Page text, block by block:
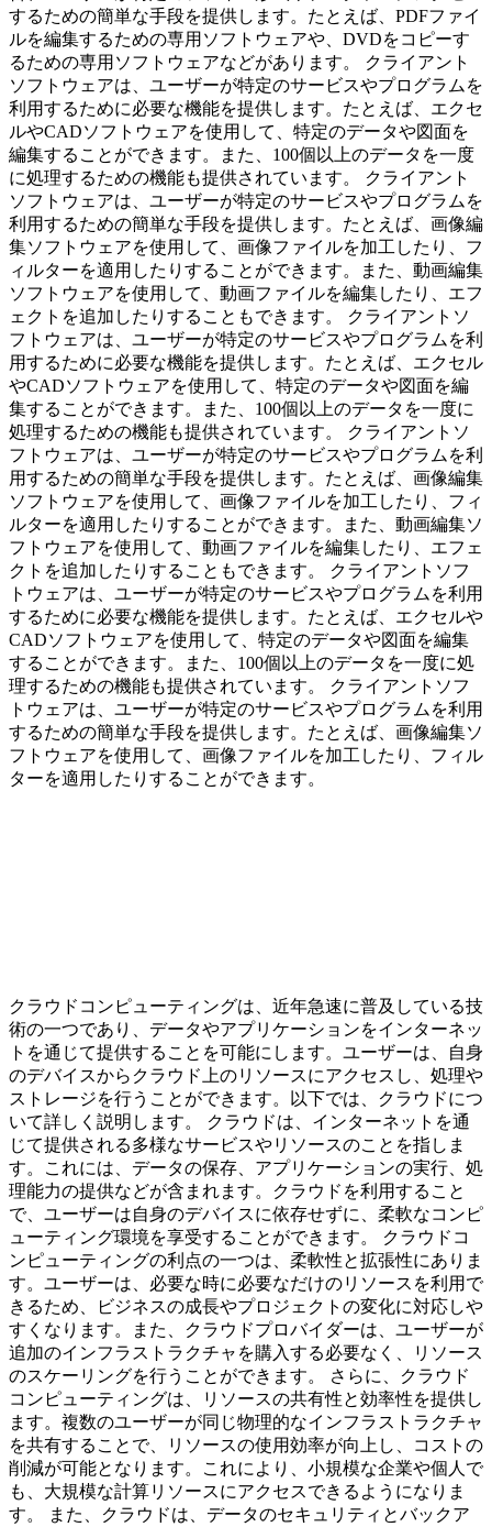
するための簡単な手段を提供します。たとえば、PDFファイ
ルを編集するための専用ソフトウェアや、DVDをコピーす
るための専用ソフトウェアなどがあります。 クライアント
ソフトウェアは、ユーザーが特定のサービスやプログラムを
利用するために必要な機能を提供します。たとえば、エクセ
ルやCADソフトウェアを使用して、特定のデータや図面を
編集することができます。また、100個以上のデータを一度
に処理するための機能も提供されています。 クライアント
ソフトウェアは、ユーザーが特定のサービスやプログラムを
利用するための簡単な手段を提供します。たとえば、画像編
集ソフトウェアを使用して、画像ファイルを加工したり、フ
ィルターを適用したりすることができます。また、動画編集
ソフトウェアを使用して、動画ファイルを編集したり、エフ
ェクトを追加したりすることもできます。 クライアントソ
フトウェアは、ユーザーが特定のサービスやプログラムを利
用するために必要な機能を提供します。たとえば、エクセル
やCADソフトウェアを使用して、特定のデータや図面を編
集することができます。また、100個以上のデータを一度に
処理するための機能も提供されています。 クライアントソ
フトウェアは、ユーザーが特定のサービスやプログラムを利
用するための簡単な手段を提供します。たとえば、画像編集
ソフトウェアを使用して、画像ファイルを加工したり、フィ
ルターを適用したりすることができます。また、動画編集ソ
フトウェアを使用して、動画ファイルを編集したり、エフェ
クトを追加したりすることもできます。 クライアントソフ
トウェアは、ユーザーが特定のサービスやプログラムを利用
するために必要な機能を提供します。たとえば、エクセルや
CADソフトウェアを使用して、特定のデータや図面を編集
することができます。また、100個以上のデータを一度に処
理するための機能も提供されています。 クライアントソフ
トウェアは、ユーザーが特定のサービスやプログラムを利用
するための簡単な手段を提供します。たとえば、画像編集ソ
フトウェアを使用して、画像ファイルを加工したり、フィル
ターを適用したりすることができます。
クラウドコンピューティングは、近年急速に普及している技
術の一つであり、データやアプリケーションをインターネッ
トを通じて提供することを可能にします。ユーザーは、自身
のデバイスからクラウド上のリソースにアクセスし、処理や
ストレージを行うことができます。以下では、クラウドにつ
いて詳しく説明します。 クラウドは、インターネットを通
じて提供される多様なサービスやリソースのことを指しま
す。これには、データの保存、アプリケーションの実行、処
理能力の提供などが含まれます。クラウドを利用すること
で、ユーザーは自身のデバイスに依存せずに、柔軟なコンピ
ューティング環境を享受することができます。 クラウドコ
ンピューティングの利点の一つは、柔軟性と拡張性にありま
す。ユーザーは、必要な時に必要なだけのリソースを利用で
きるため、ビジネスの成長やプロジェクトの変化に対応しや
すくなります。また、クラウドプロバイダーは、ユーザーが
追加のインフラストラクチャを購入する必要なく、リソース
のスケーリングを行うことができます。 さらに、クラウド
コンピューティングは、リソースの共有性と効率性を提供し
ます。複数のユーザーが同じ物理的なインフラストラクチャ
を共有することで、リソースの使用効率が向上し、コストの
削減が可能となります。これにより、小規模な企業や個人で
も、大規模な計算リソースにアクセスできるようになりま
す。 また、クラウドは、データのセキュリティとバックア